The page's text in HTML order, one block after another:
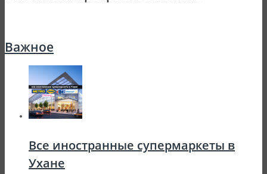
Важное
Все иностранные супермаркеты в
Ухане